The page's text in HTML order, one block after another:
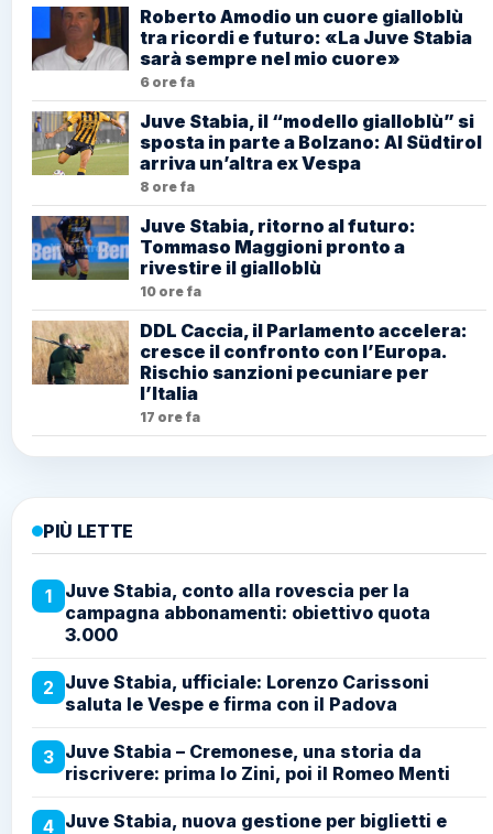
Roberto Amodio un cuore gialloblù
tra ricordi e futuro: «La Juve Stabia
sarà sempre nel mio cuore»
6 ore fa
Juve Stabia, il “modello gialloblù” si
sposta in parte a Bolzano: Al Südtirol
arriva un’altra ex Vespa
8 ore fa
Juve Stabia, ritorno al futuro:
Tommaso Maggioni pronto a
rivestire il gialloblù
10 ore fa
DDL Caccia, il Parlamento accelera:
cresce il confronto con l’Europa.
Rischio sanzioni pecuniare per
l’Italia
17 ore fa
PIÙ LETTE
1
Juve Stabia, conto alla rovescia per la
campagna abbonamenti: obiettivo quota
3.000
2 Juve Stabia, ufficiale: Lorenzo Carissoni
saluta le Vespe e firma con il Padova
3 Juve Stabia – Cremonese, una storia da
riscrivere: prima lo Zini, poi il Romeo Menti
4 Juve Stabia, nuova gestione per biglietti e